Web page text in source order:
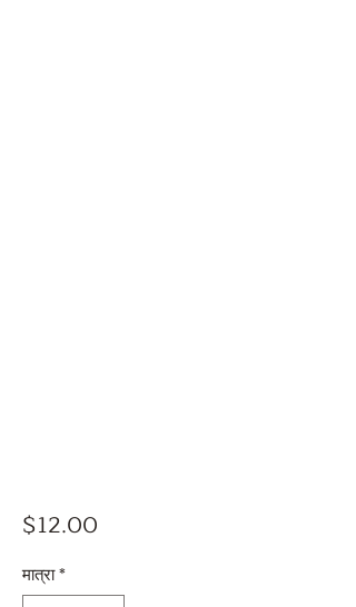
$12.00
मात्रा*